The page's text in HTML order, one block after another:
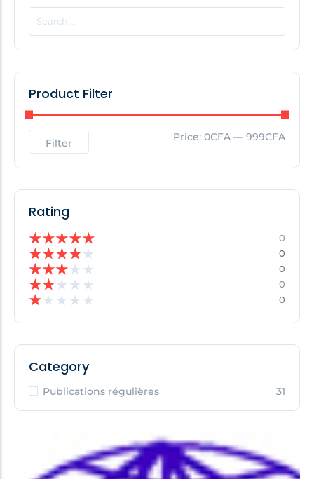
POPULAR THIS WEEK
No Posts Found!
No Posts Found!
Product Filter
Filter Price: 0CFA — 999CFA
Rating
★★★★★ 0
★★★★★ 0
★★★★ ★ 0
★★★ ★ ★ 0
★★ ★ ★ ★ 0
Category
Publications régulières 31